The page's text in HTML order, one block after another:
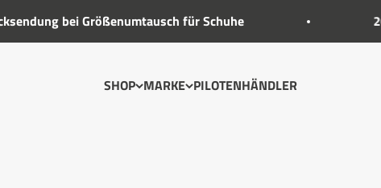
bei Größenumtausch für Schuhe
SHOP MARKE PILOTENHÄNDLER